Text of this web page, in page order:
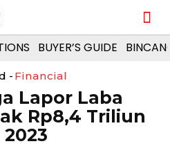
BUYER’S GUIDE
- Financial
Lapor Laba
Rp8,4 Triliun